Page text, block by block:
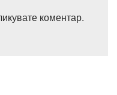
коментар.